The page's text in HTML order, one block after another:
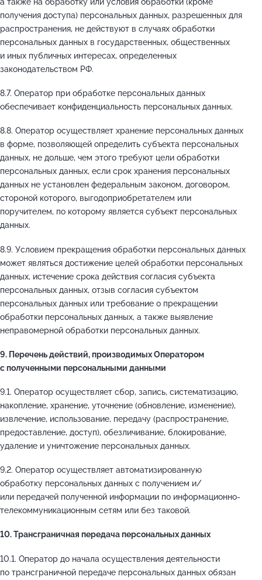
получения доступа) персональных данных, разрешенных для
распространения, не действуют в случаях обработки
персональных данных в государственных, общественных
и иных публичных интересах, определенных
законодательством РФ.
8.7. Оператор при обработке персональных данных
обеспечивает конфиденциальность персональных данных.
8.8. Оператор осуществляет хранение персональных данных
в форме, позволяющей определить субъекта персональных
данных, не дольше, чем этого требуют цели обработки
персональных данных, если срок хранения персональных
данных не установлен федеральным законом, договором,
стороной которого, выгодоприобретателем или
поручителем, по которому является субъект персональных
данных.
8.9. Условием прекращения обработки персональных данных
может являться достижение целей обработки персональных
данных, истечение срока действия согласия субъекта
персональных данных, отзыв согласия субъектом
персональных данных или требование о прекращении
обработки персональных данных, а также выявление
неправомерной обработки персональных данных.
9. Перечень действий, производимых Оператором
с полученными персональными данными
9.1. Оператор осуществляет сбор, запись, систематизацию,
накопление, хранение, уточнение (обновление, изменение),
извлечение, использование, передачу (распространение,
предоставление, доступ), обезличивание, блокирование,
удаление и уничтожение персональных данных.
9.2. Оператор осуществляет автоматизированную
обработку персональных данных с получением и/
или передачей полученной информации по информационно-
телекоммуникационным сетям или без таковой.
10. Трансграничная передача персональных данных
10.1. Оператор до начала осуществления деятельности
по трансграничной передаче персональных данных обязан